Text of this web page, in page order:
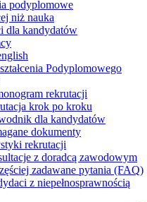
podyplomowe
niż nauka
dla kandydatów
Podyplomowego
rekrutacji
krok po kroku
dla kandydatów
dokumenty
rekrutacji
z doradcą zawodowym
zadawane pytania (FAQ)
z niepełnosprawnością